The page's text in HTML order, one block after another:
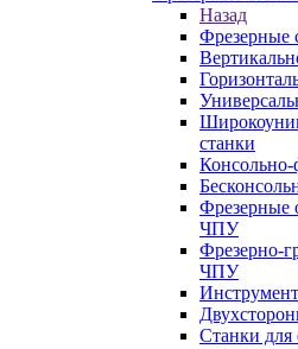
Назад
Фрезерные
станки
Консольно-
Фрезерные
ЧПУ
Фрезерно-
ЧПУ
Станки для